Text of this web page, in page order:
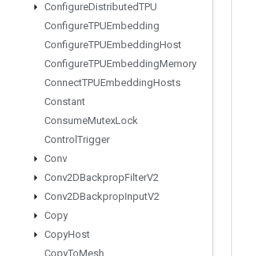
ConfigureDistributedTPU
ConfigureTPUEmbedding
ConfigureTPUEmbeddingHost
ConfigureTPUEmbeddingMemory
ConnectTPUEmbeddingHosts
Constant
ConsumeMutexLock
Control Trigger
Conv
Conv2DBackpropFilterV2
Conv2DBackpropInputV2
Copy
CopyHost
CopyToMesh